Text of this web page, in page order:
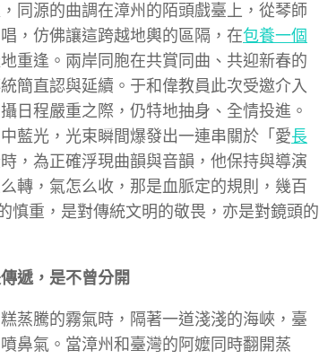
同源的曲調在漳州的陌頭戲臺上，從琴師
，仿佛讓這跨越地輿的區隔，在包養一個
重逢。兩岸同胞在共賞同曲、共迎新春的
簡直認與延續。于和偉教員此次受邀介入
日程嚴重之際，仍特地抽身、全情投進。
藍光，光束瞬間爆發出一連串關於「愛長
，為正確浮現曲韻與音韻，他保持與導演
轉，氣怎么收，那是血脈定的規則，幾百
慎重，是對傳統文明的敬畏，亦是對鏡頭的
遞，是不曾分開
蒸騰的霧氣時，隔著一道淺淺的海峽，臺
鼻氣。當漳州和臺灣的阿嬤同時翻開蒸